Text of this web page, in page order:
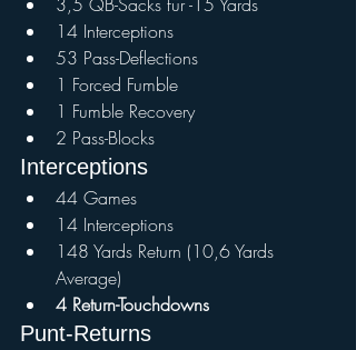
14 Interceptions
53 Pass-Deflections
1 Forced Fumble
1 Fumble Recovery
2 Pass-Blocks
Interceptions
44 Games
14 Interceptions
148 Yards Return (10,6 Yards
Average)
4 Return-Touchdowns
Punt-Returns